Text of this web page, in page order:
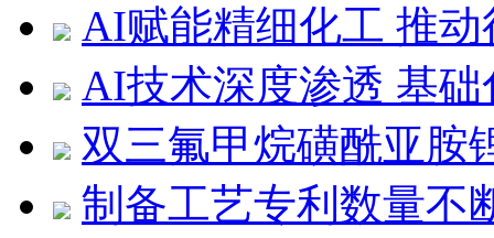
AI赋能精细化工 推
AI技术深度渗透 基
双三氟甲烷磺酰亚胺
制备工艺专利数量不